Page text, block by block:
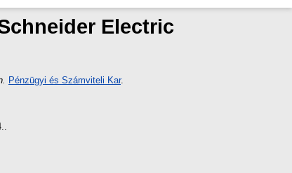
Electric
Pénzügyi és Számviteli Kar.